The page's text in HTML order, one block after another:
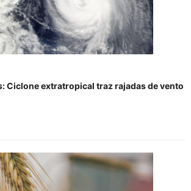
Ciclone extratropical traz rajadas de vento